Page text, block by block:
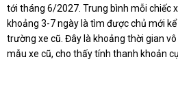
tới tháng 6/2027. Trung bình mỗi chiếc
khoảng 3-7ngày là tìm được chủ mới
trường xe cũ. Đây là khoảng thời gian
mẫu xe cũ, cho thấy tính thanh khoản